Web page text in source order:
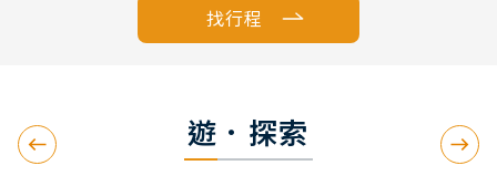
找行程
遊．探索